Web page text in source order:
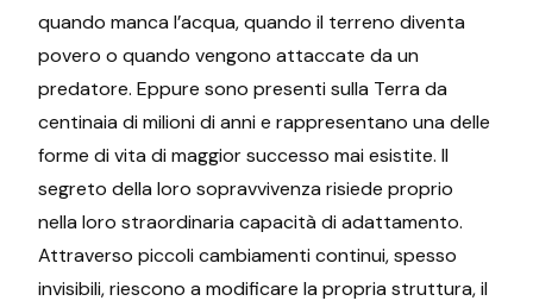
quando manca l’acqua, quando il terreno diventa
povero o quando vengono attaccate da un
predatore. Eppure sono presenti sulla Terra da
centinaia di milioni di anni e rappresentano una delle
forme di vita di maggior successo mai esistite. Il
segreto della loro sopravvivenza risiede proprio
nella loro straordinaria capacità di adattamento.
Attraverso piccoli cambiamenti continui, spesso
invisibili, riescono a modificare la propria struttura, il